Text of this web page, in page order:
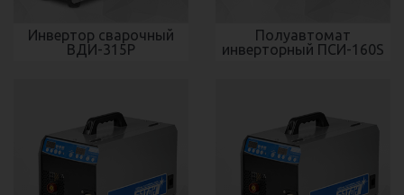
Инвертор сварочный
ВДИ-315P
Полуавтомат
инверторный ПСИ-160S